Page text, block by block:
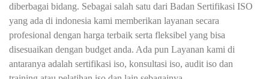
diberbagai bidang. Sebagai salah satu dari Badan Sertifikasi ISO
yang ada di indonesia kami memberikan layanan secara
profesional dengan harga terbaik serta fleksibel yang bisa
disesuaikan dengan budget anda. Ada pun Layanan kami di
antaranya adalah sertifikasi iso, konsultasi iso, audit iso dan